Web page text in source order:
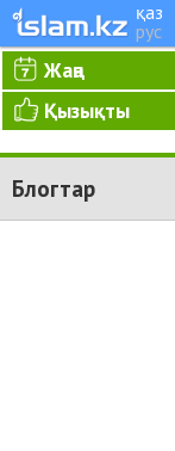
қаз
рус
Жаңа
Қызықты
Блогтар